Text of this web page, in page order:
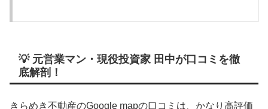
💡 元営業マン・現役投資家 田中が口コミを徹
底解剖！
きらめき不動産のGoogle mapの口コミは、かなり高評価